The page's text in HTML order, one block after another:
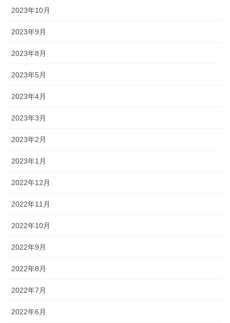
2023年10月
2023年9月
2023年8月
2023年5月
2023年4月
2023年3月
2023年2月
2023年1月
2022年12月
2022年11月
2022年10月
2022年9月
2022年8月
2022年7月
2022年6月